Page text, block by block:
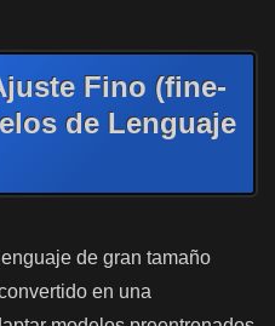
Fino (fine-
de Lenguaje
de gran tamaño
en una